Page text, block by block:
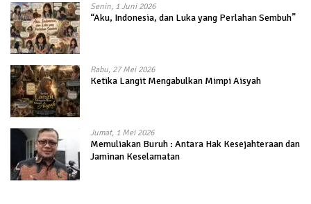
Senin, 1 Juni 2026
“Aku, Indonesia, dan Luka yang Perlahan Sembuh”
Rabu, 27 Mei 2026
Ketika Langit Mengabulkan Mimpi Aisyah
Jumat, 1 Mei 2026
Memuliakan Buruh : Antara Hak Kesejahteraan dan
Jaminan Keselamatan